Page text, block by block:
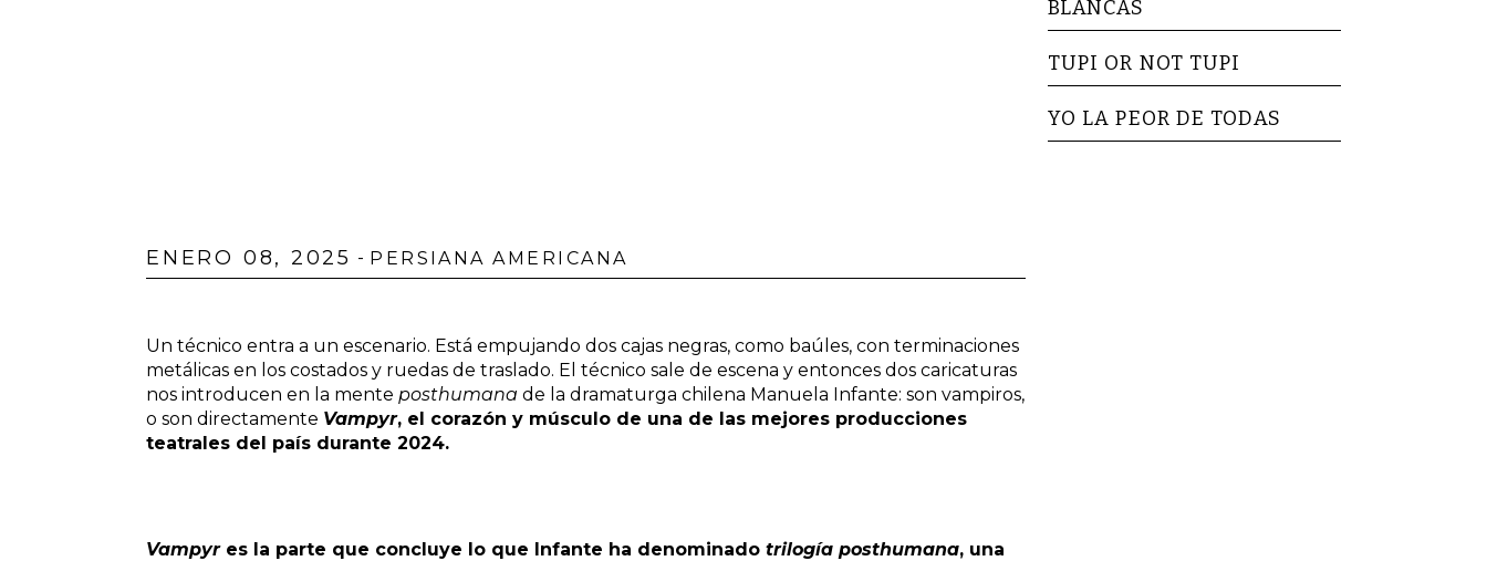
ENERO 08, 2025 - PERSIANA AMERICANA
Un técnico entra a un escenario. Está empujando dos cajas negras, como baúles, con terminaciones
metálicas en los costados y ruedas de traslado. El técnico sale de escena y entonces dos caricaturas
nos introducen en la mente posthumana de la dramaturga chilena Manuela Infante: son vampiros,
o son directamente Vampyr, el corazón y músculo de una de las mejores producciones
teatrales del país durante 2024.
Vampyres la parte que concluye lo que Infante ha denominado trilogía posthumana, una
BLANCAS
TUPI OR NOT TUPI
YO LA PEOR DE TODAS